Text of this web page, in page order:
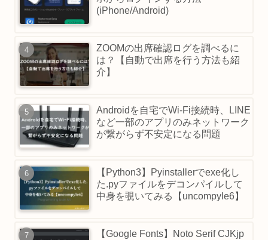
(iPhone/Android)
ZOOMの出席確認ログを調べるに
は？【自動で出席を行う方法も紹
介】
Androidを自宅でWi-Fi接続時、LINE
など一部のアプリのみネットワーク
が繋がらず不安定になる問題
【Python3】Pyinstallerでexe化し
た.pyファイルをデコンパイルして
中身を覗いてみる【uncompyle6】
【Google Fonts】Noto Serif CJKjp